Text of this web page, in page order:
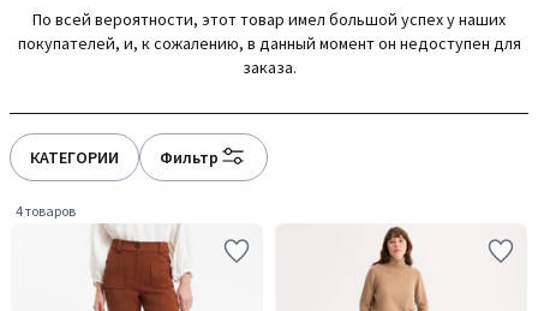
à
gauche
à
droite
По всей вероятности, этот товар имел большой успех у наших
покупателей, и, к сожалению, в данный момент он недоступен для
заказа.
КАТЕГОРИИ Фильтр
4 товаров